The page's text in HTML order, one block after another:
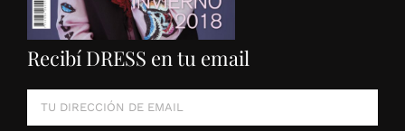
Recibí DRESS en tu email